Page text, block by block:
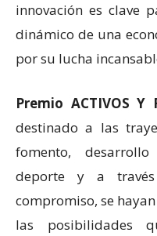
innovación es clave
dinámico de una
por su lucha
Premio ACTIVOS
destinado a las
fomento,
deporte y a
compromiso, se
las posibilidades